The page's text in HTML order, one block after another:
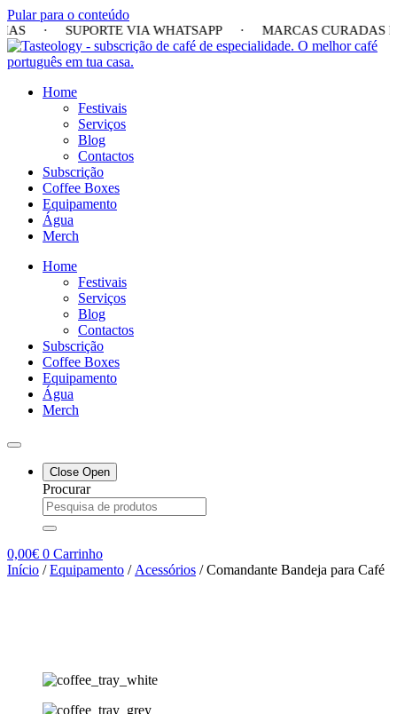
Pular para o conteúdo
· SUPORTE VIA WHATSAPP · MARCAS CURADAS
Home
Festivais
Serviços
Blog
Contactos
Subscrição
Coffee Boxes
Equipamento
Água
Merch
Home
Festivais
Serviços
Blog
Contactos
Subscrição
Coffee Boxes
Equipamento
Água
Merch
Close Open
Procurar
0,00€ 0 Carrinho
Início /Equipamento / Acessórios / Comandante Bandeja para Café